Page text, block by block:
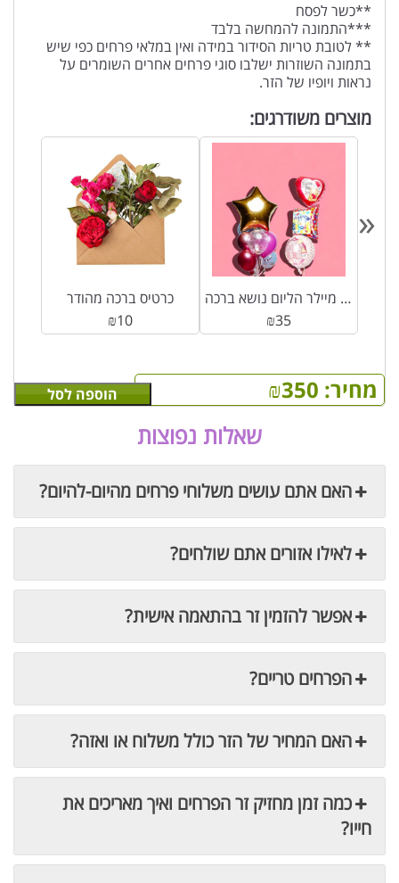
**כשר לפסח
***התמונה להמחשה בלבד
** לטובת טריות הסידור במידה ואין במלאי פרחים כפי שיש
בתמונה השוזרות ישלבו סוגי פרחים אחרים השומרים על
נראות ויופיו של הזר.
מחיר: ₪350 הוספה לסל
מוצרים משודרגים:
כרטיס ברכה מהודר
₪10
בלון מיילר הליום נושא ברכה
₪35
«
שאלות נפוצות
האם אתם עושים משלוחי פרחים מהיום-להיום?
לאילו אזורים אתם שולחים?
אפשר להזמין זר בהתאמה אישית?
הפרחים טריים?
האם המחיר של הזר כולל משלוח או ואזה?
כמה זמן מחזיק זר הפרחים ואיך מאריכים את
חייו?